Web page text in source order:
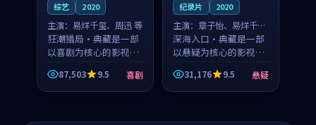
综艺 2020
主演： 易烊千玺、周迅 等
狂潮猎局·典藏是一部
以喜剧为核心的影视作
品，围绕危机、反转与
人物成长展开，整体节
奏紧凑，值得推荐观
87,503 9.5 喜剧
纪录片 2020
主演： 章子怡、易烊千玺
等
深海入口·典藏是一部
以悬疑为核心的影视作
品，围绕危机、反转与
人物成长展开，整体节
奏紧凑，值得推荐观
31,176 9.5 悬疑